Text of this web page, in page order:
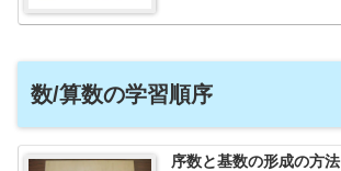
数/算数の学習順序
序数と基数の形成の方法